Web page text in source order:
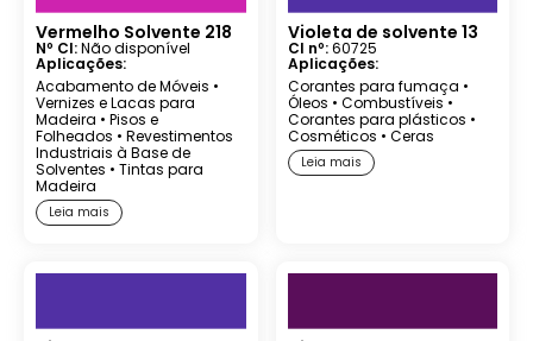
Vermelho Solvente 218
Nº CI:Não disponível
Aplicações:
Acabamento de Móveis •
Vernizes e Lacas para
Madeira • Pisos e
Folheados • Revestimentos
Industriais à Base de
Solventes • Tintas para
Madeira
Leia mais
Violeta de solvente 13
CI nº:60725
Aplicações:
Corantes para fumaça •
Óleos • Combustíveis •
Corantes para plásticos •
Cosméticos • Ceras
Leia mais